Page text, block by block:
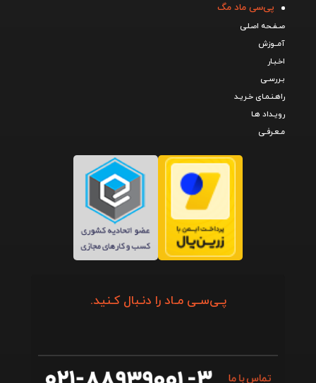
پی‌سی ماد مگ
صـفـحه اصـلی
آمــوزش
اخـبـار
بـررسـی
راهـنـمـای خـریـد
رویـداد هـا
مـعـرفـی
پـی‌سـی مـاد را دنـبال کـنید.